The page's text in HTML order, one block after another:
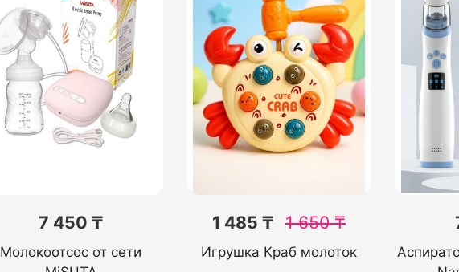
7 450 ₸
Молокоотсос от сети
1 485 ₸ 1 650₸
Игрушка Краб молоток